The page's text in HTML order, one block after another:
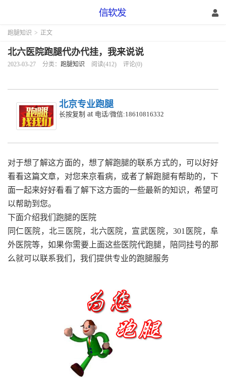
跑腿知识 > 正文
北六医院跑腿代办代挂，我来说说
2023-03-27 分类： 跑腿知识 阅读(412) 评论(0)
北京专业跑腿
长按复制 at 电话/微信:18610816332
对于想了解这方面的，想了解跑腿的联系方式的，可以好好
看看这篇文章，对您来京看病，或者了解跑腿有帮助的，下
面一起来好好看看了解下这方面的一些最新的知识，希望可
以帮助到您。
下面介绍我们跑腿的医院
同仁医院，北三医院，北六医院，宣武医院，301医院，阜
外医院等，如果你需要上面这些医院代跑腿，陪同挂号的那
么就可以联系我们，我们提供专业的跑腿服务